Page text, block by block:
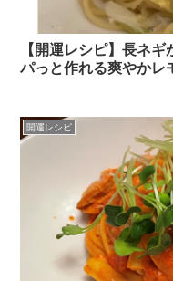
【開運レシピ】長ネ
パっと作れる爽やかレ
開運レシピ